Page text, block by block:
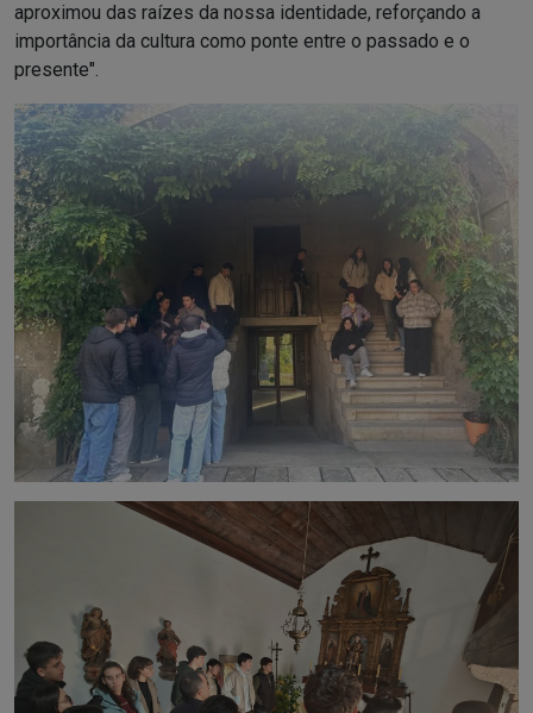
aproximou das raízes da nossa identidade, reforçando a
importância da cultura como ponte entre o passado e o
presente".